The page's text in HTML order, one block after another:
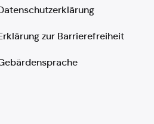
zur Barrierefreiheit